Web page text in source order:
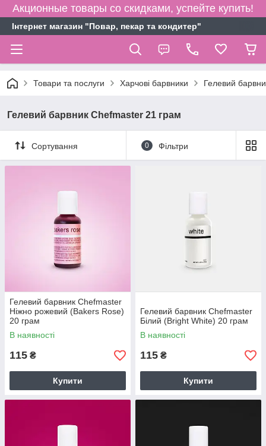
Акционные товары со скидками, успейте купить!
Інтернет магазин "Повар, пекар та кондитер"
Товари та послуги Харчові барвники Гелевий
Гелевий барвник Chefmaster 21 грам
Сортування 0 Фільтри
Гелевий барвник Chefmaster
Ніжно рожевий (Bakers Rose)
20 грам
В наявності
115 ₴
Купити
Гелевий барвник Chefmaster
Білий (Bright White) 20 грам
В наявності
115 ₴
Купити